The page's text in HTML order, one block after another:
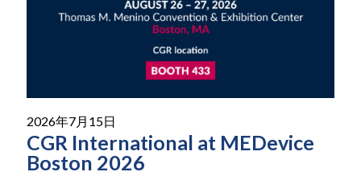
2026年7月15日
CGR International at MEDevice
Boston 2026